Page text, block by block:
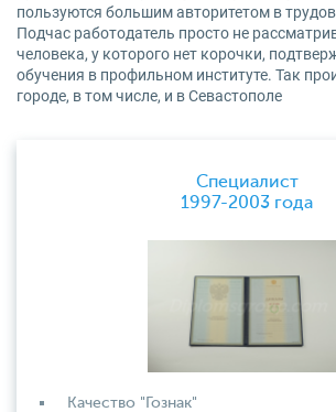
пользуются большим авторитетом в
Подчас работодатель просто не
человека, у которого нет корочки,
обучения в профильном институте. Так
городе, в том числе, и в Севастополе
Специалист
1997-2003 года
Качество "Гознак"